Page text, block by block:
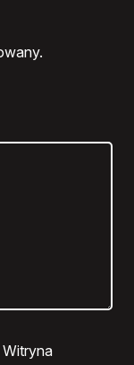
Witryna